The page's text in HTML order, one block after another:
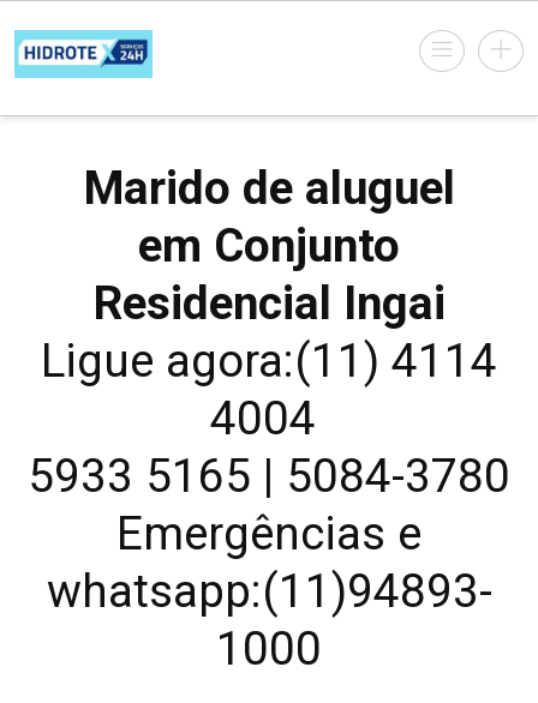
Marido de aluguel
em Conjunto
Residencial Ingai
Ligue agora:(11) 4114
4004
5933 5165 | 5084-3780
Emergências e
whatsapp:(11)94893-
1000